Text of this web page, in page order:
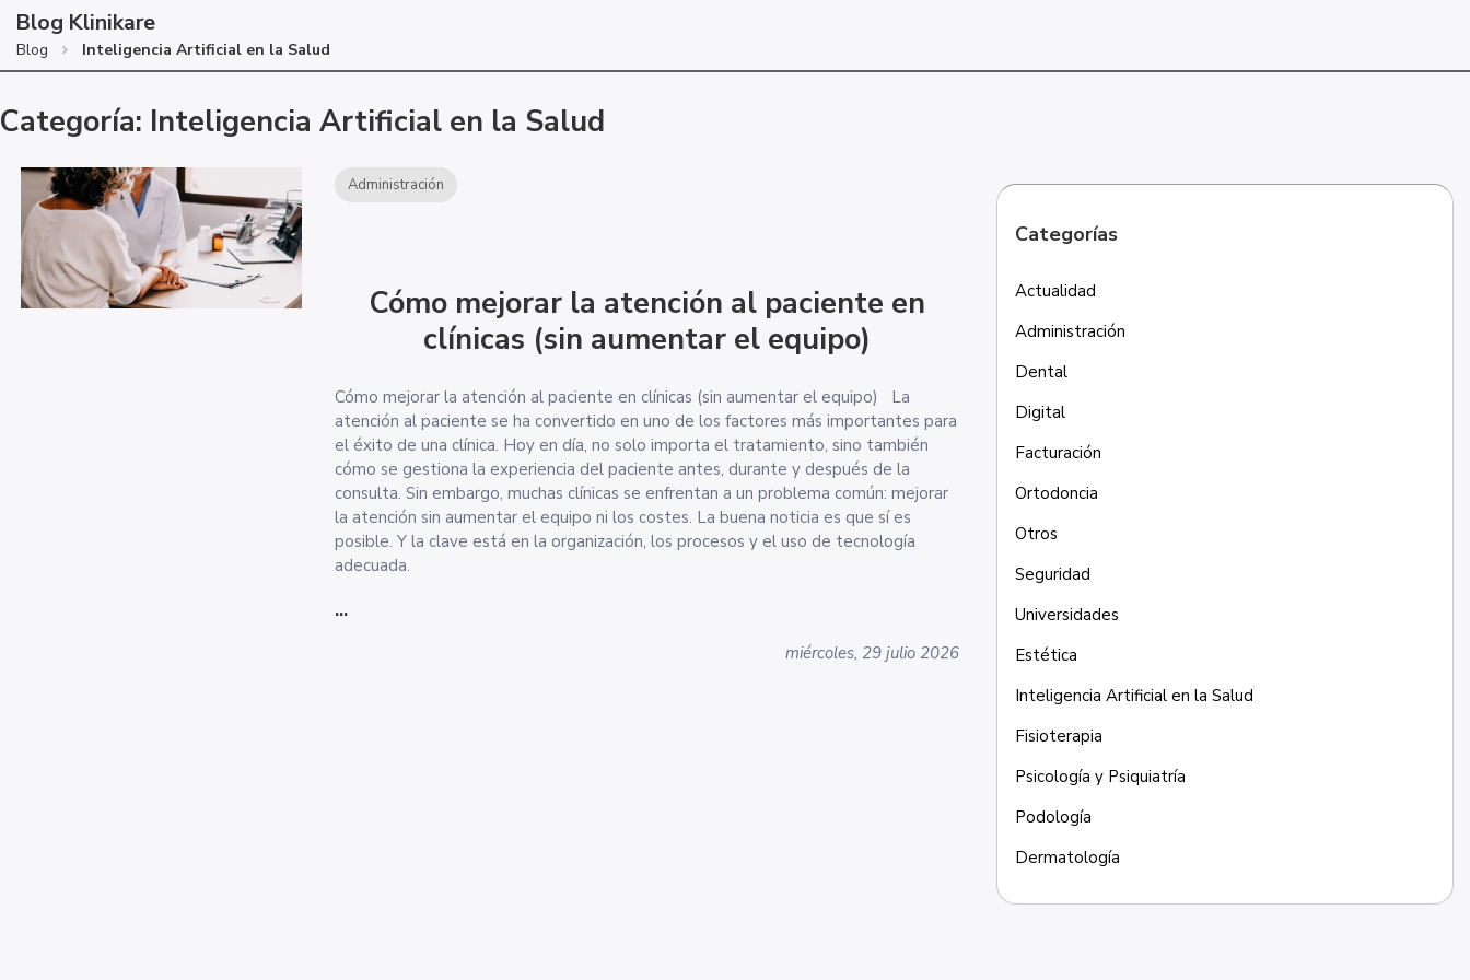
Blog Klinikare
Blog Inteligencia Artificial en la Salud
Categoría: Inteligencia Artificial en la Salud
Administración
Cómo mejorar la atención al paciente en
clínicas (sin aumentar el equipo)
Cómo mejorar la atención al paciente en clínicas (sin aumentar el equipo) La
atención al paciente se ha convertido en uno de los factores más importantes para
el éxito de una clínica. Hoy en día, no solo importa el tratamiento, sino también
cómo se gestiona la experiencia del paciente antes, durante y después de la
consulta. Sin embargo, muchas clínicas se enfrentan a un problema común: mejorar
la atención sin aumentar el equipo ni los costes. La buena noticia es que sí es
posible. Y la clave está en la organización, los procesos y el uso de tecnología
adecuada.
...
miércoles, 29 julio 2026
Categorías
Actualidad
Administración
Dental
Digital
Facturación
Ortodoncia
Otros
Seguridad
Universidades
Estética
Inteligencia Artificial en la Salud
Fisioterapia
Psicología y Psiquiatría
Podología
Dermatología